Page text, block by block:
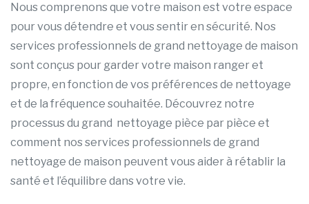
Nous comprenons que votre maison est votre espace
pour vous détendre et vous sentir en sécurité. Nos
services professionnels de grand nettoyage de maison
sont conçus pour garder votre maison ranger et
propre, en fonction de vos préférences de nettoyage
et de la fréquence souhaitée. Découvrez notre
processus du grand nettoyage pièce par pièce et
comment nos services professionnels de grand
nettoyage de maison peuvent vous aider à rétablir la
santé et l’équilibre dans votre vie.